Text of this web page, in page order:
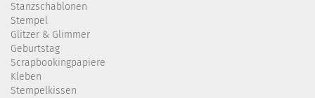
Stanzschablonen
Stempel
Glitzer & Glimmer
Geburtstag
Scrapbookingpapiere
Kleben
Stempelkissen